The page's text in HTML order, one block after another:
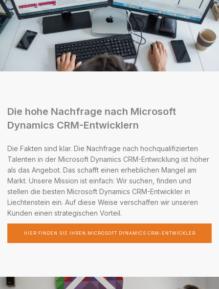
Die hohe Nachfrage nach Microsoft
Dynamics CRM-Entwicklern
Die Fakten sind klar. Die Nachfrage nach hochqualifizierten
Talenten in der Microsoft Dynamics CRM-Entwicklung ist höher
als das Angebot. Das schafft einen erheblichen Mangel am
Markt. Unsere Mission ist einfach: Wir suchen, finden und
stellen die besten Microsoft Dynamics CRM-Entwickler in
Liechtenstein ein. Auf diese Weise verschaffen wir unseren
Kunden einen strategischen Vorteil.
HIER FINDEN SIE IHREN MICROSOFT DYNAMICS CRM-ENTWICKLER